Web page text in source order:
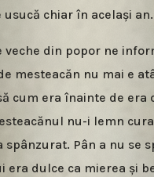
usucă chiar în același an.
veche din popor ne
mesteacăn nu mai e
cum era înainte de era
nu-i lemn
spânzurat. Pân a nu se
era dulce ca mierea și